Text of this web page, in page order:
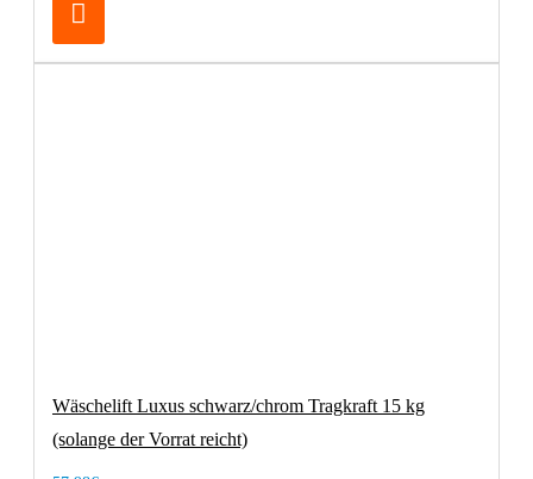
Wäschelift Luxus schwarz/chrom Tragkraft 15 kg
(solange der Vorrat reicht)